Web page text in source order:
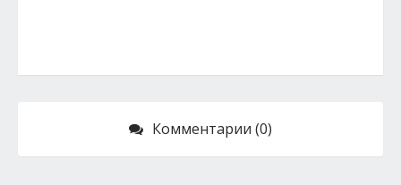
Комментарии (0)